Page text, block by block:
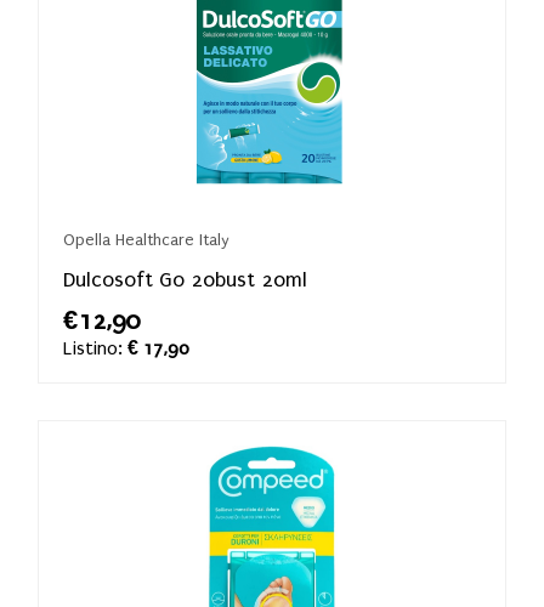
Opella Healthcare Italy
Dulcosoft Go 20bust 20ml
€12,90
Listino: € 17,90